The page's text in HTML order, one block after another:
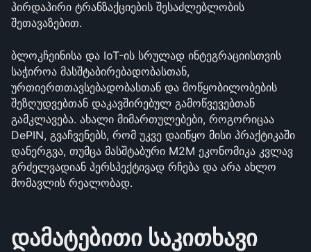
პირდაპირი ტრანზაქციების შესაძლებლობის
შეთავაზებით.
ბლოკჩეინისა და IoT-ის სრულად ინტეგრაციისთვის
საჭიროა მასშტაბირებადობასთან,
ურთიერთთავსებადობასთან და მოწყობილობების
შეზღუდვებთან დაკავშირებულ გამოწვევებთან
გამკლავება. ახალი მიმართულებები, როგორიცაა
DePIN, გვაჩვენებს, რომ უკვე დაიწყო მისი პრაქტიკაში
დანერგვა, თუმცა მასშტაბური M2M ეკონომიკა კვლავ
გრძელვადიან პერსპექტივად რჩება და არა ახლო
მომავლის რეალობად.
დამატებითი საკითხავი